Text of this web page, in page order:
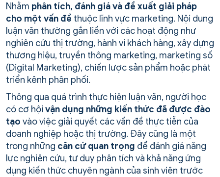
Nhằm phân tích, đánh giá và đề xuất giải pháp
cho một vấn đề thuộc lĩnh vực marketing. Nội dung
luận văn thường gắn liền với các hoạt động như
nghiên cứu thị trường, hành vi khách hàng, xây dựng
thương hiệu, truyền thông marketing, marketing số
(Digital Marketing), chiến lược sản phẩm hoặc phát
triển kênh phân phối.
Thông qua quá trình thực hiện luận văn, người học
có cơ hội vận dụng những kiến thức đã được đào
tạo vào việc giải quyết các vấn đề thực tiễn của
doanh nghiệp hoặc thị trường. Đây cũng là một
trong những căn cứ quan trọng để đánh giá năng
lực nghiên cứu, tư duy phân tích và khả năng ứng
dụng kiến thức chuyên ngành của sinh viên trước